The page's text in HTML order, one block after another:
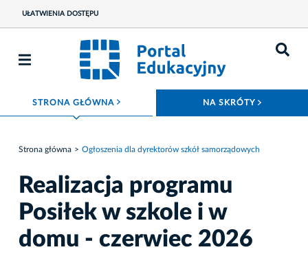
UŁATWIENIA DOSTĘPU
STRONA GŁÓWNA ROZWIŃ MENU NA SKRÓTY
Strona główna Ogłoszenia dla dyrektorów szkół samorządowych
Realizacja programu
Posiłek w szkole i w
domu - czerwiec 2026